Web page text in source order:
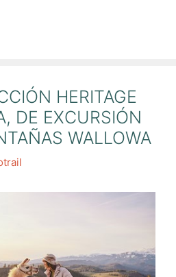
HERITAGE
DE EXCURSIÓN
WALLOWA